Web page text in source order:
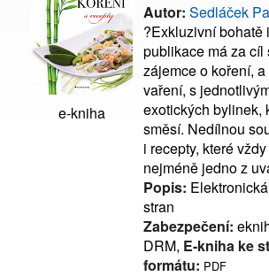
e-kniha
Autor: Sedláček
?Exkluzivní bohatě
publikace má za cíl
zájemce o koření,
vaření, s
exotických bylinek,
směsí. Nedílnou
i recepty, které
nejméně jedno z
Popis:
stran
Zabezpečení:
DRM, E-kniha ke
formátu: PDF